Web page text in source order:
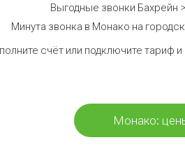
Выгодные звонки Бахрейн
Минута звонка в Монако на
счёт или подключите тариф
Монако: